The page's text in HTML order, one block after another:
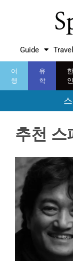
Guide Travel
여
행
유
학
한
인
추천 스